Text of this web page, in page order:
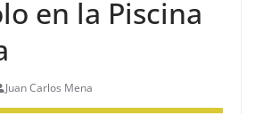
en la Piscina
Juan Carlos Mena